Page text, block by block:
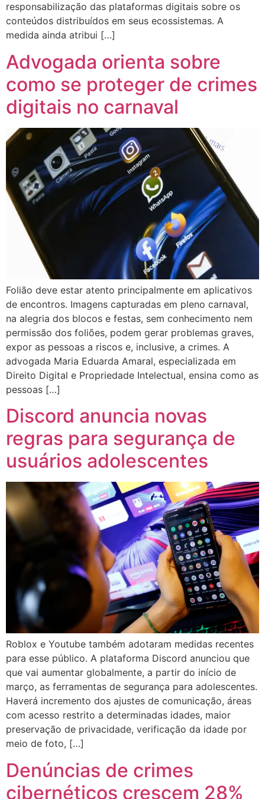
responsabilização das plataformas digitais sobre os
conteúdos distribuídos em seus ecossistemas. A
medida ainda atribui […]
Advogada orienta sobre
como se proteger de crimes
digitais no carnaval
Folião deve estar atento principalmente em aplicativos
de encontros. Imagens capturadas em pleno carnaval,
na alegria dos blocos e festas, sem conhecimento nem
permissão dos foliões, podem gerar problemas graves,
expor as pessoas a riscos e, inclusive, a crimes. A
advogada Maria Eduarda Amaral, especializada em
Direito Digital e Propriedade Intelectual, ensina como as
pessoas […]
Discord anuncia novas
regras para segurança de
usuários adolescentes
Roblox e Youtube também adotaram medidas recentes
para esse público. A plataforma Discord anunciou que
que vai aumentar globalmente, a partir do início de
março, as ferramentas de segurança para adolescentes.
Haverá incremento dos ajustes de comunicação, áreas
com acesso restrito a determinadas idades, maior
preservação de privacidade, verificação da idade por
meio de foto, […]
Denúncias de crimes
cibernéticos crescem 28%